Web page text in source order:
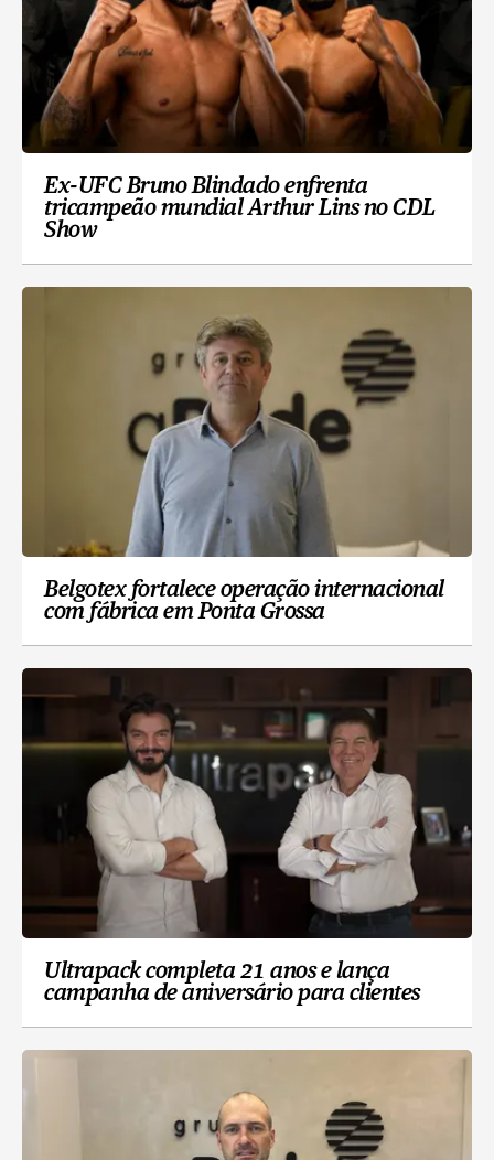
Ex-UFC Bruno Blindado enfrenta
tricampeão mundial Arthur Lins no CDL
Show
Belgotex fortalece operação internacional
com fábrica em Ponta Grossa
Ultrapack completa 21 anos e lança
campanha de aniversário para clientes